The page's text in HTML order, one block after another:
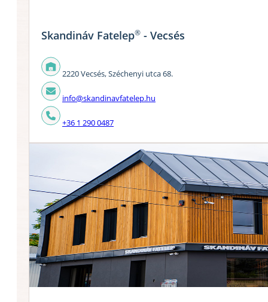
Skandináv Fatelep® - Vecsés
2220 Vecsés, Széchenyi utca 68.
info@skandinavfatelep.hu
+36 1 290 0487